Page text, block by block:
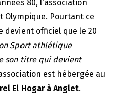
80, l'association
Olympique. Pourtant ce
devient officiel que le 20
Sport athlétique
son titre qui devient
est hébergée au
El Hogar à Anglet.